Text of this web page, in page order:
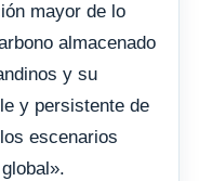
mayor de lo
almacenado
y su
y persistente de
escenarios